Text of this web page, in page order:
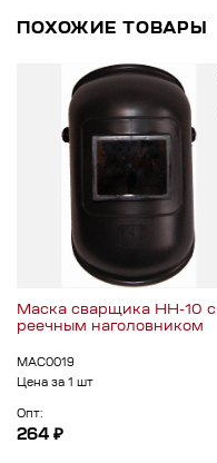
ПОХОЖИЕ ТОВАРЫ
Маска сварщика НН-10 с
реечным наголовником
МАС0019
Цена за 1 шт
Опт:
264 ₽